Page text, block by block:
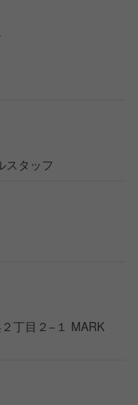
スタッフ
丁目２−１ MARK